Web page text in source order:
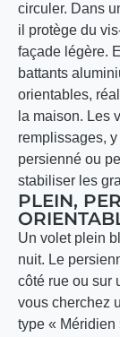
circuler. Dans
il protège du
façade légère.
battants
orientables,
la maison. Les
remplissages,
persienné ou
stabiliser les
PLEIN,
Un volet plein
nuit. Le
côté rue ou sur
vous cherchez
type « Méridien